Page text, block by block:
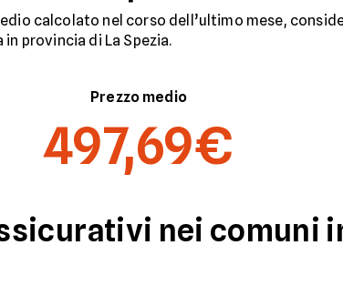
calcolato nel corso dell’ultimo mese,
provincia di La Spezia.
Prezzo medio
497,69€
nei comuni